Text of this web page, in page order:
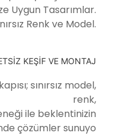
Uygun Tasarımlar.
Renk ve Model.
KEŞİF VE MONTAJ
sınırsız model,
renk,
ile beklentinizin
çözümler sunuyo